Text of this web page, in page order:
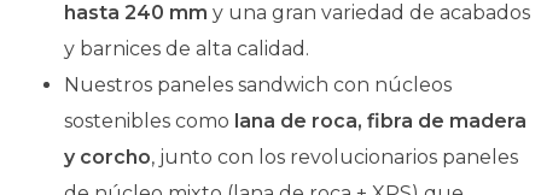
hasta 240 mm y una gran variedad de acabados
y barnices de alta calidad.
Nuestros paneles sandwich con núcleos
sostenibles como lana de roca, fibra de madera
y corcho, junto con los revolucionarios paneles